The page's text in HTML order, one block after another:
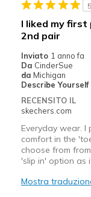
Travel
Width
Sizing
View On Shoes
5
I liked my
2nd pair
Inviato 1 anno fa
Da CinderSue
da Michigan
Describe Yourself
RECENSITO IL
skechers.com
Everyday wear. I
comfort in the
choose from
'slip in' option as
Mostra